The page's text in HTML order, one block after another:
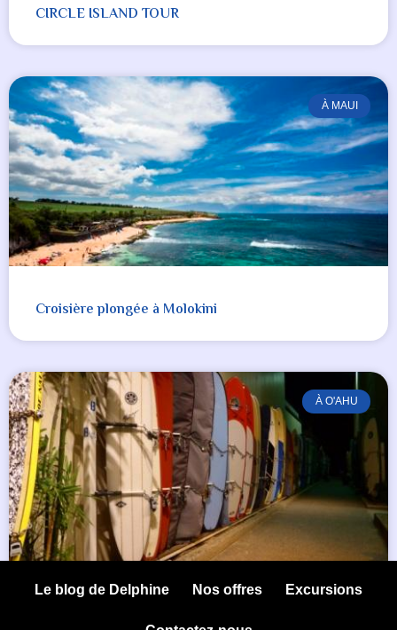
CIRCLE ISLAND TOUR
À MAUI
Croisière plongée à Molokini
À O'AHU
Le blog de Delphine Nos offres Excursions